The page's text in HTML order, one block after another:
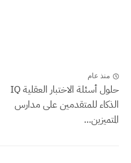
منذ عام
حلول أسئلة الاختبار العقلية IQ
الذكاء للمتقدمين على مدارس
المتميزين...